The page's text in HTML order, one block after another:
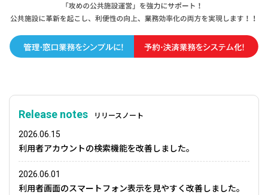
Release notes リリースノート
2026.06.15
利用者アカウントの検索機能を改善しました。
2026.06.01
利用者画面のスマートフォン表示を見やすく改善しました。